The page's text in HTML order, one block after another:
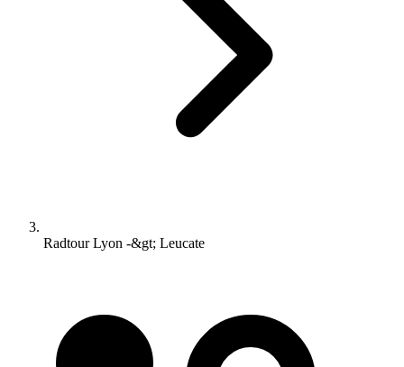
Radtour Lyon -&gt; Leucate